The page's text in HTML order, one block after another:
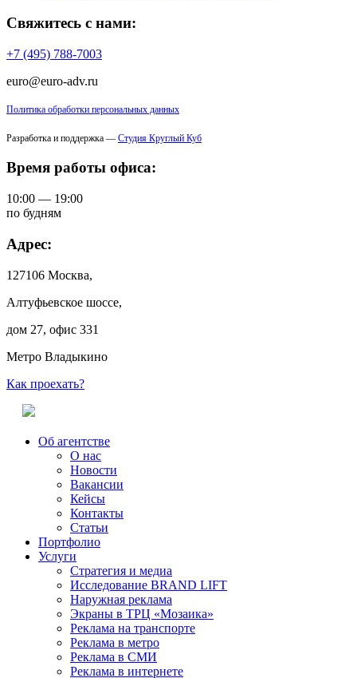
Свяжитесь с нами:
+7 (495) 788-7003
euro@euro-adv.ru
Политика обработки персональных данных
Разработка и поддержка — Студия Круглый Куб
Время работы офиса:
10:00 — 19:00
по будням
Адрес:
127106 Москва,
Алтуфьевское шоссе,
дом 27, офис 331
Метро Владыкино
Как проехать?
Об агентстве
О нас
Новости
Вакансии
Кейсы
Контакты
Статьи
Портфолио
Услуги
Стратегия и медиа
Исследование BRAND LIFT
Наружная реклама
Экраны в ТРЦ «Мозаика»
Реклама на транспорте
Реклама в метро
Реклама в СМИ
Реклама в интернете